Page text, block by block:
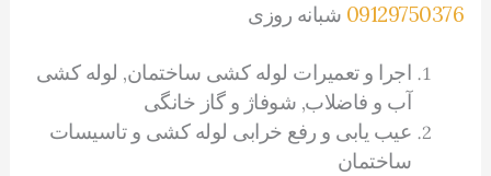
09129750376 شبانه روزی
اجرا و تعمیرات لوله کشی ساختمان, لوله کشی
آب و فاضلاب, شوفاژ و گاز خانگی
عیب یابی و رفع خرابی لوله کشی و تاسیسات
ساختمان